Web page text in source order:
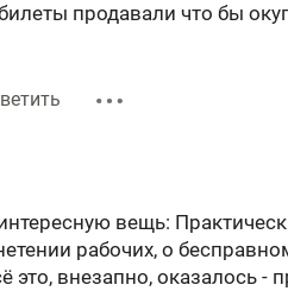
продавали что бы
вещь:
рабочих, о
это, внезапно, оказалось -